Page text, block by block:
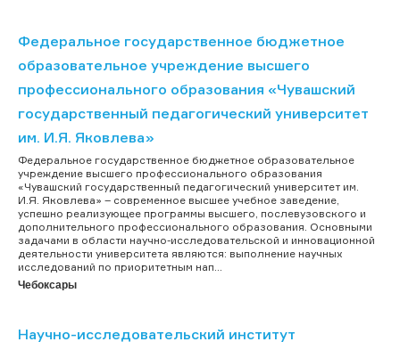
Федеральное государственное бюджетное
образовательное учреждение высшего
профессионального образования «Чувашский
государственный педагогический университет
им. И.Я. Яковлева»
Федеральное государственное бюджетное образовательное
учреждение высшего профессионального образования
«Чувашский государственный педагогический университет им.
И.Я. Яковлева» – современное высшее учебное заведение,
успешно реализующее программы высшего, послевузовского и
дополнительного профессионального образования. Основными
задачами в области научно-исследовательской и инновационной
деятельности университета являются: выполнение научных
исследований по приоритетным нап...
Чебоксары
Научно-исследовательский институт